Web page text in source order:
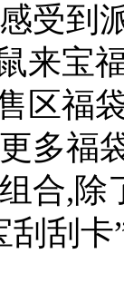
受到
来宝
区福
多福
合,除
刮刮